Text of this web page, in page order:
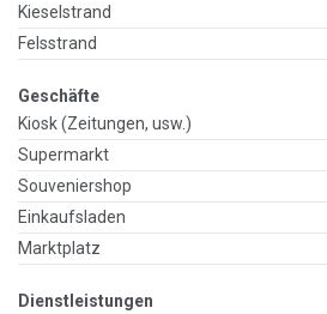
Kieselstrand
Felsstrand
Geschäfte
Kiosk (Zeitungen, usw.)
Supermarkt
Souveniershop
Einkaufsladen
Marktplatz
Dienstleistungen